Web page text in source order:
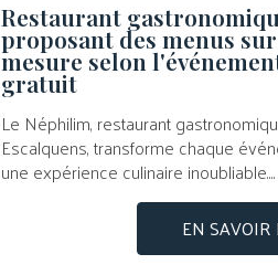
Restaurant
proposant des menus sur
mesure selon
gratuit
Le Néphilim, restaurant
Escalquens, transforme chaque
une expérience culinaire inoubliable....
EN SAVOIR